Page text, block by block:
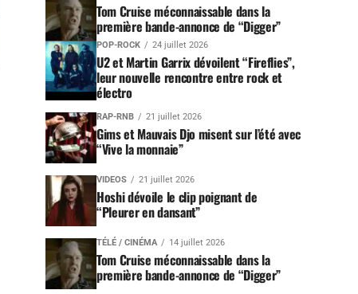
Tom Cruise méconnaissable dans la
première bande-annonce de “Digger”
POP-ROCK 24 juillet 2026
U2 et Martin Garrix dévoilent “Fireflies”,
leur nouvelle rencontre entre rock et
électro
RAP-RNB 21 juillet 2026
Gims et Mauvais Djo misent sur l’été avec
“Vive la monnaie”
VIDEOS 21 juillet 2026
Hoshi dévoile le clip poignant de
“Pleurer en dansant”
TÉLÉ / CINÉMA 14 juillet 2026
Tom Cruise méconnaissable dans la
première bande-annonce de “Digger”